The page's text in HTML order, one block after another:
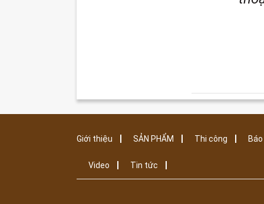
Giới thiệu SẢN PHẨM Thi công
Video Tin tức